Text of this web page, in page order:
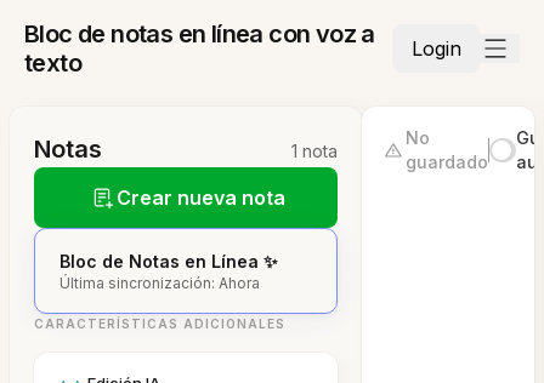
Bloc de notas en línea con voz a
texto
Login
Notas 1 nota
Crear nueva nota
Bloc de Notas en Línea ✨
Última sincronización: Ahora
CARACTERÍSTICAS ADICIONALES
No
guardado